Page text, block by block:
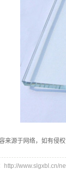
来源于网络，如有侵
http://www.slgxbl.cn/